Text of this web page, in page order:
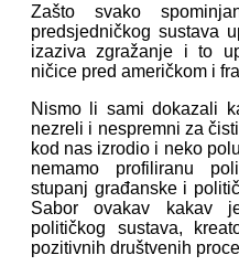
Zašto svako
predsjedničkog sustava
izaziva zgražanje i to
ničice pred američkom i
Nismo li sami dokazali
nezreli i nespremni za
kod nas izrodio i neko
nemamo profiliranu
stupanj građanske i
Sabor ovakav kakav
političkog sustava,
pozitivnih društvenih